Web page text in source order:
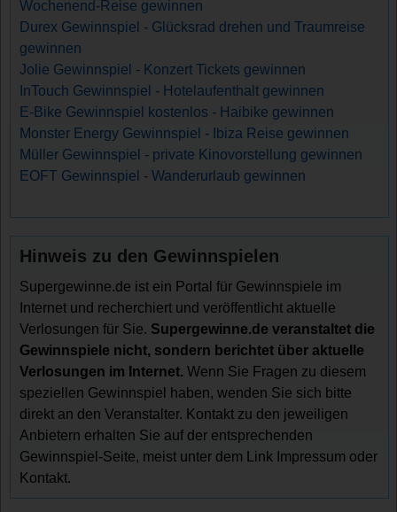
Wochenend-Reise gewinnen
Durex Gewinnspiel - Glücksrad drehen und Traumreise
gewinnen
Jolie Gewinnspiel - Konzert Tickets gewinnen
InTouch Gewinnspiel - Hotelaufenthalt gewinnen
E-Bike Gewinnspiel kostenlos - Haibike gewinnen
Monster Energy Gewinnspiel - Ibiza Reise gewinnen
Müller Gewinnspiel - private Kinovorstellung gewinnen
EOFT Gewinnspiel - Wanderurlaub gewinnen
Hinweis zu den Gewinnspielen
Supergewinne.de ist ein Portal für Gewinnspiele im
Internet und recherchiert und veröffentlicht aktuelle
Verlosungen für Sie. Supergewinne.de veranstaltet die
Gewinnspiele nicht, sondern berichtet über aktuelle
Verlosungen im Internet. Wenn Sie Fragen zu diesem
speziellen Gewinnspiel haben, wenden Sie sich bitte
direkt an den Veranstalter. Kontakt zu den jeweiligen
Anbietern erhalten Sie auf der entsprechenden
Gewinnspiel-Seite, meist unter dem Link Impressum oder
Kontakt.